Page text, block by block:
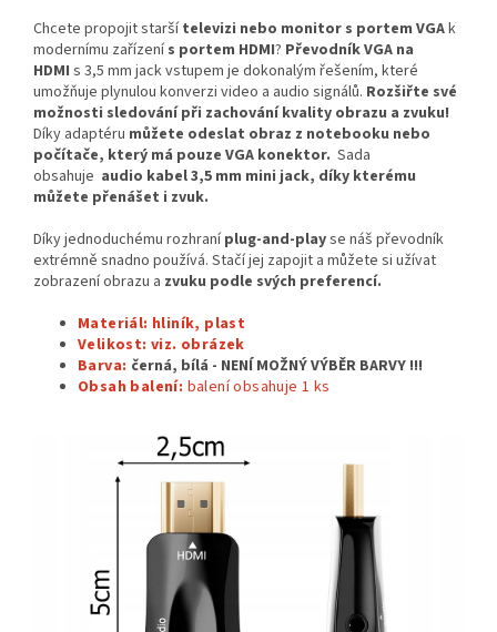
Chcete propojit staršítelevizi nebo monitor s portem VGAk
modernímu zařízenís portem HDMI? Převodník VGA na
HDMI s 3,5 mm jack vstupem je dokonalým řešením, které
umožňuje plynulou konverzi video a audio signálů. Rozšiřte své
možnosti sledování při zachování kvality obrazu a zvuku!
Díky adaptéru můžete odeslat obraz z notebooku nebo
počítače, který má pouze VGA konektor. Sada
obsahuje audio kabel 3,5 mm mini jack, díky kterému
můžete přenášet i zvuk.
Díky jednoduchému rozhraníplug-and-playse náš převodník
extrémně snadno používá. Stačí jej zapojit a můžete si užívat
zobrazení obrazu a zvuku podle svých preferencí.
Materiál: hliník, plast
Velikost: viz. obrázek
Barva: černá, bílá - NENÍ MOŽNÝ VÝBĚR BARVY !!!
Obsah balení: balení obsahuje 1 ks